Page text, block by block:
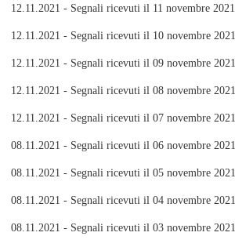
12.11.2021 - Segnali ricevuti il 11 novembre 2021
12.11.2021 - Segnali ricevuti il 10 novembre 2021
12.11.2021 - Segnali ricevuti il 09 novembre 2021
12.11.2021 - Segnali ricevuti il 08 novembre 2021
12.11.2021 - Segnali ricevuti il 07 novembre 2021
08.11.2021 - Segnali ricevuti il 06 novembre 2021
08.11.2021 - Segnali ricevuti il 05 novembre 2021
08.11.2021 - Segnali ricevuti il 04 novembre 2021
08.11.2021 - Segnali ricevuti il 03 novembre 2021